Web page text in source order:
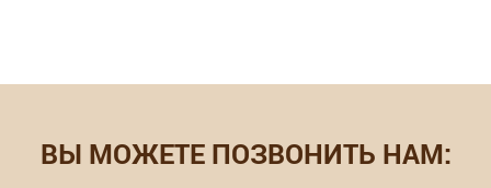
ВЫ МОЖЕТЕ ПОЗВОНИТЬ НАМ: